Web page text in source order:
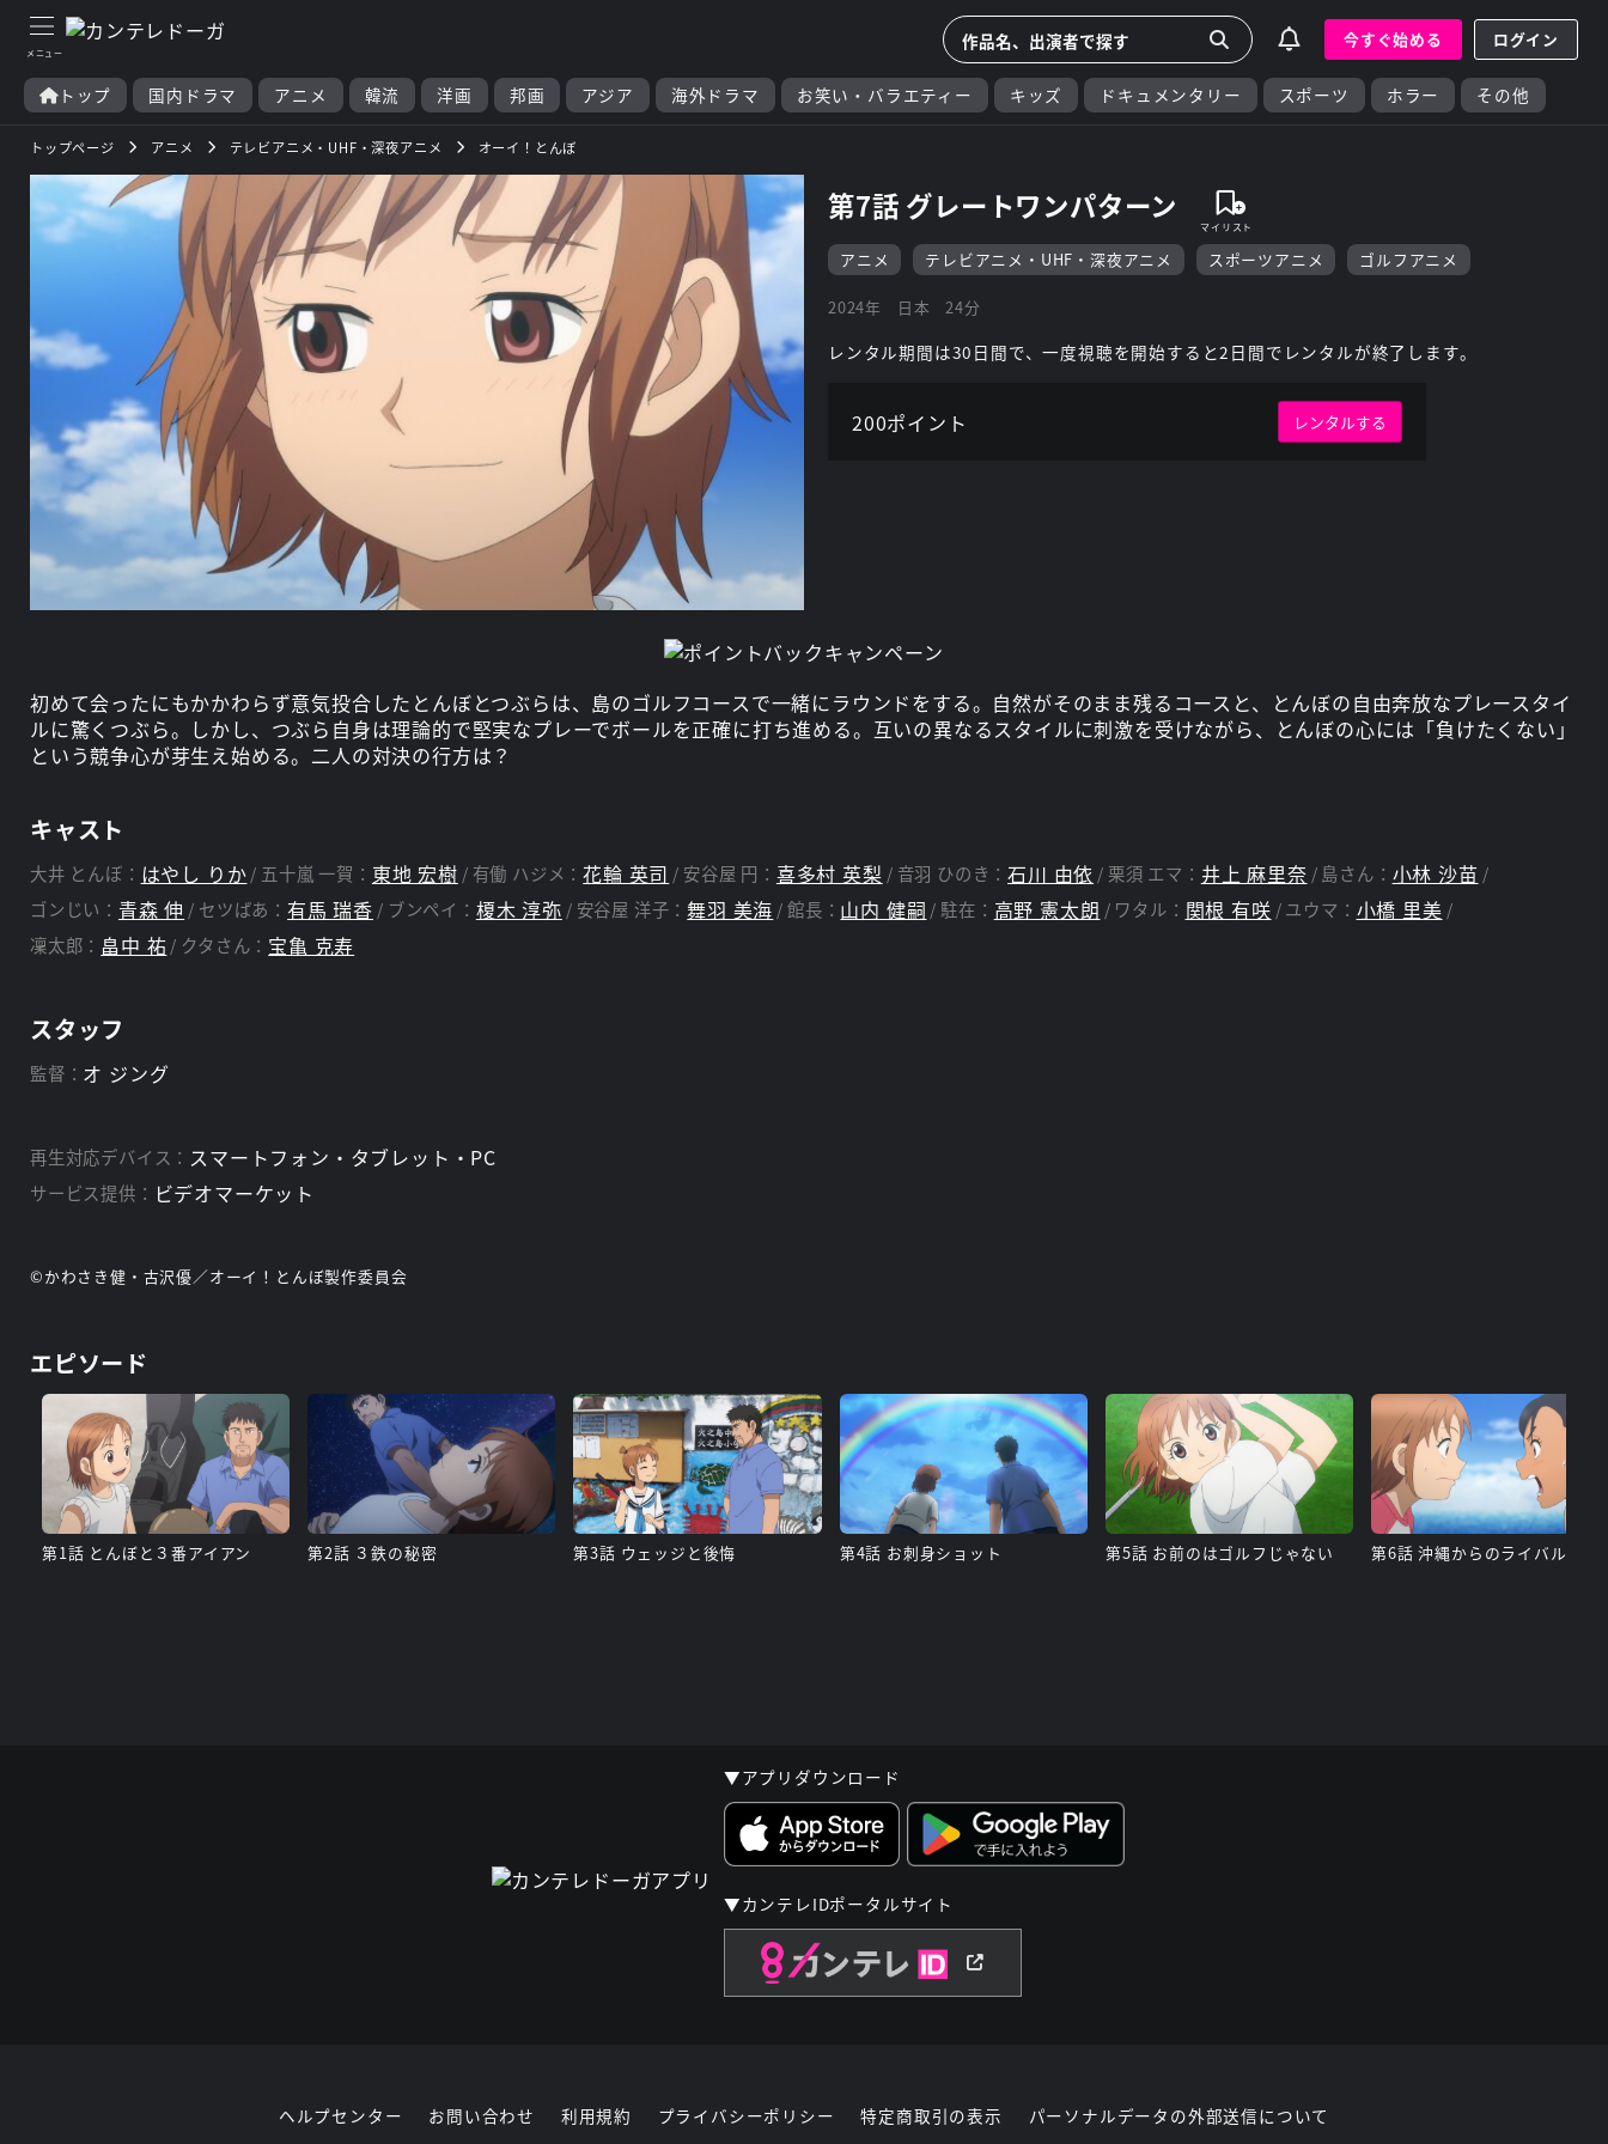
今すぐ始める ログイン
トップ 国内ドラマ アニメ 韓流 洋画 邦画 アジア 海外ドラマ お笑い・バラエティー キッズ ドキュメンタリー スポーツ ホラー その他
トップページ アニメ テレビアニメ・UHF・深夜アニメ オーイ！とんぼ
第7話 グレートワンパターン
アニメ テレビアニメ・UHF・深夜アニメ スポーツアニメ ゴルフアニメ
2024年 日本 24分
レンタル期間は30日間で、一度視聴を開始すると2日間でレンタルが終了します。
200ポイント レンタルする
初めて会ったにもかかわらず意気投合したとんぼとつぶらは、島のゴルフコースで一緒にラウンドをする。自然がそのまま残るコースと、とんぼの自由奔放なプレースタイ
ルに驚くつぶら。しかし、つぶら自身は理論的で堅実なプレーでボールを正確に打ち進める。互いの異なるスタイルに刺激を受けながら、とんぼの心には「負けたくない」
という競争心が芽生え始める。二人の対決の行方は？
キャスト
大井 とんぼ： はやし りか 五十嵐 一賀： 東地 宏樹 有働 ハジメ：花輪 英司 安谷屋 円： 喜多村 英梨 音羽 ひのき：石川 由依 栗須 エマ： 井上 麻里奈 島さん： 小林 沙苗
ゴンじい： 青森 伸 セツばあ：有馬 瑞香 ブンペイ： 榎木 淳弥 安谷屋 洋子：舞羽 美海 館長： 山内 健嗣 駐在： 高野 憲太朗 ワタル： 関根 有咲 ユウマ： 小橋 里美
凜太郎： 畠中 祐 クタさん： 宝亀 克寿
スタッフ
監督： オ ジング
再生対応デバイス： スマートフォン・タブレット・PC
サービス提供： ビデオマーケット
©かわさき健・古沢優／オーイ！とんぼ製作委員会
エピソード
第1話 とんぼと３番アイアン 第2話 ３鉄の秘密 第3話 ウェッジと後悔 第4話 お刺身ショット 第5話 お前のはゴルフじゃない 第6話 沖縄からのライバル！？
▼アプリダウンロード
▼カンテレIDポータルサイト
ヘルプセンター お問い合わせ 利用規約 プライバシーポリシー 特定商取引の表示 パーソナルデータの外部送信について